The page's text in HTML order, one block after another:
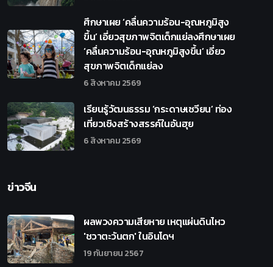
ศึกษาเผย ‘คลื่นความร้อน-อุณหภูมิสูง
ขึ้น’ เอี่ยวสุขภาพจิตเด็กแย่ลงศึกษาเผย
‘คลื่นความร้อน-อุณหภูมิสูงขึ้น’ เอี่ยว
สุขภาพจิตเด็กแย่ลง
6 สิงหาคม 2569
เรียนรู้วัฒนธรรม ‘กระดาษเซวียน’ ท่อง
เที่ยวเชิงสร้างสรรค์ในอันฮุย
6 สิงหาคม 2569
ข่าวจีน
ผลพวงความเสียหาย เหตุแผ่นดินไหว
'ชวาตะวันตก' ในอินโดฯ
19 กันยายน 2567